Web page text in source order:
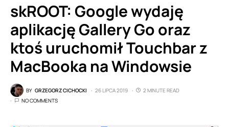
skROOT: Google wydaję
aplikację Gallery Go oraz
ktoś uruchomił Touchbar z
MacBooka na Windowsie
BY GRZEGORZ CICHOCKI 26 LIPCA 2019
2 MINUTE READ
NO COMMENTS